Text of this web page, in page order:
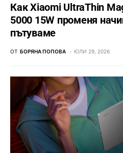
Как Xiaomi UltraThin
5000 15W променя
пътуваме
ОТ БОРЯНА ПОПОВА ЮЛИ 29, 2026